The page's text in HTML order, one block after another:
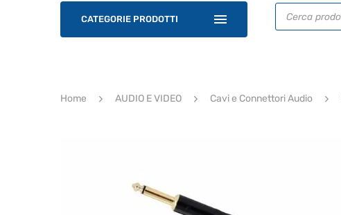
CATEGORIE PRODOTTI
Ricerca
prodotti
Home AUDIO E VIDEO Cavi e Connettori Audio